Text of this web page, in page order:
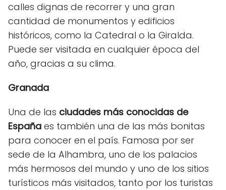
calles dignas de recorrer y una gran
cantidad de monumentos y edificios
históricos, como la Catedral o la Giralda.
Puede ser visitada en cualquier época del
año, gracias a su clima.
Granada
Una de las ciudades más conocidas de
España es también una de las más bonitas
para conocer en el país. Famosa por ser
sede de la Alhambra, uno de los palacios
más hermosos del mundo y uno de los sitios
turísticos más visitados, tanto por los turistas